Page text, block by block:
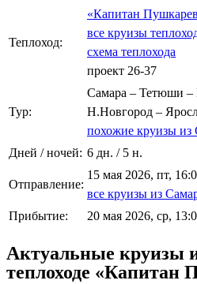
Теплоход:
«Капитан
все круизы
схема теплохода
проект 26-37
Тур:
Самара – Тетюши –
Н.Новгород –
похожие круизы из
Дней / ночей: 6 дн. / 5 н.
Отправление:
15 мая 2026, пт,
все круизы из
Прибытие:
20 мая 2026, ср,
Актуальные круизы
теплоходе «Капитан